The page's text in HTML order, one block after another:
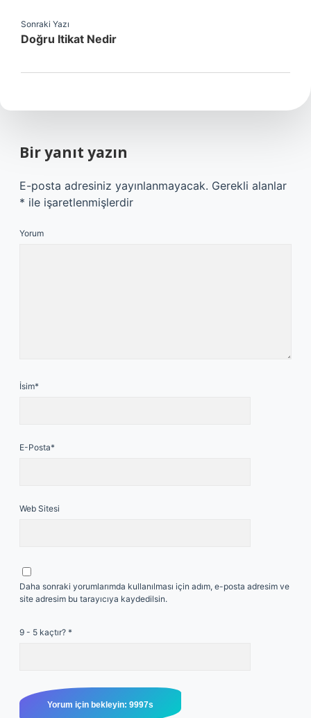
Sonraki Yazı
Doğru Itikat Nedir
Bir yanıt yazın
E-posta adresiniz yayınlanmayacak. Gerekli alanlar
* ile işaretlenmişlerdir
Yorum
İsim*
E-Posta*
Web Sitesi
Daha sonraki yorumlarımda kullanılması için adım, e-posta adresim ve
site adresim bu tarayıcıya kaydedilsin.
9 - 5 kaçtır? *